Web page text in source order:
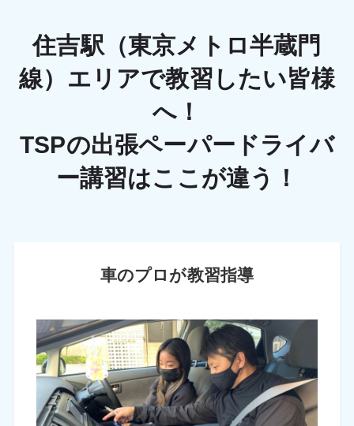
住吉駅（東京メトロ半蔵門
線）エリアで教習したい皆様
へ！
TSPの出張ペーパードライバ
ー講習はここが違う！
車のプロが教習指導